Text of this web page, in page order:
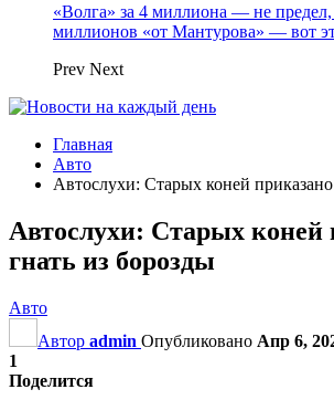
«Волга» за 4 миллиона — не предел,
миллионов «от Мантурова» — вот
Prev Next
Главная
Авто
Автослухи: Старых коней
Автослухи: Старых коней
гнать из борозды
Авто
Автор admin Опубликовано Апр 6,
1
Поделится